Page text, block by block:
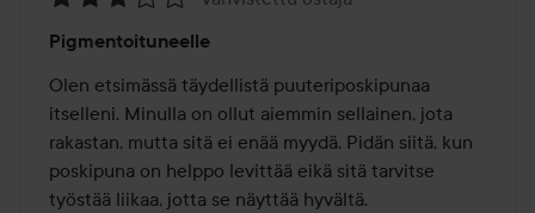
3
/
5
Pigmentoituneelle
Olen etsimässä täydellistä puuteriposkipunaa
itselleni. Minulla on ollut aiemmin sellainen, jota
rakastan, mutta sitä ei enää myydä. Pidän siitä, kun
poskipuna on helppo levittää eikä sitä tarvitse
työstää liikaa, jotta se näyttää hyvältä.